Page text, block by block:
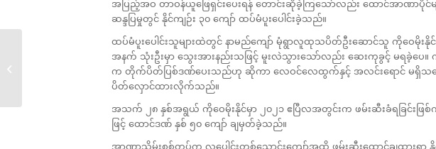
အပြည့်အဝ တာဝန်ယူဖြေရှင်းပေးရန် တောင်းဆိုခဲ့ကြသော်လည်း ထောင်အာဏာပိုင်
ဆန္ဒပြမှုတွင် နိုင်ကျဉ်း ၃၀ ကျော် ထပ်မံပူးပေါင်းခဲ့သည်။
ထပ်မံပူးပေါင်းသူများထဲတွင် နာမည်ကျော် မုံရွာလူထုသပိတ်ဦးဆောင်သူ ကိုဝေမိုးနိုင်
အနက် သုံးဦးမှာ သွေးအားနည်းသဖြင့် မူးလဲသွားသော်လည်း ဆေးကုခွင့် မရခဲ့ပေ။
က တိုက်ပိတ်ပြစ်ဒဏ်ပေးသည်ဟု ဆိုကာ လေဝင်လေထွက်နှင့် အလင်းရောင် မရှိသလ
ပိတ်လှောင်ထားလိုက်သည်။
အသက် ၂၈ နှစ်အရွယ် ကိုဝေမိုးနိုင်မှာ ၂၀၂၁ ဧပြီလအတွင်းက ဖမ်းဆီးခံရခြင်းဖြစ်
ဖြင့် ထောင်ဒဏ် နှစ် ၅၀ ကျော် ချမှတ်ခဲ့သည်။
အာဏာသိမ်းစစ်တပ်က လူပေါင်းတစ်သောင်းကျော်အထိ ဖမ်းဆီးထောင်ချထားရာ နို
မြန်မာစစ်တပ်ကျူးလွန်မှု